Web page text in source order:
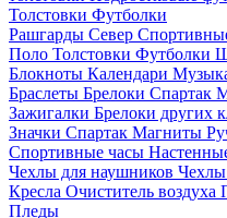
Толстовки Футболки
Рашгарды Север
Поло Толстовки Футболки
Блокноты Календари
Браслеты Брелоки Спартак
Зажигалки Брелоки других
Значки Спартак Магниты
Спортивные часы
Чехлы для наушников Чехлы
Кресла Очиститель воздуха
Пледы